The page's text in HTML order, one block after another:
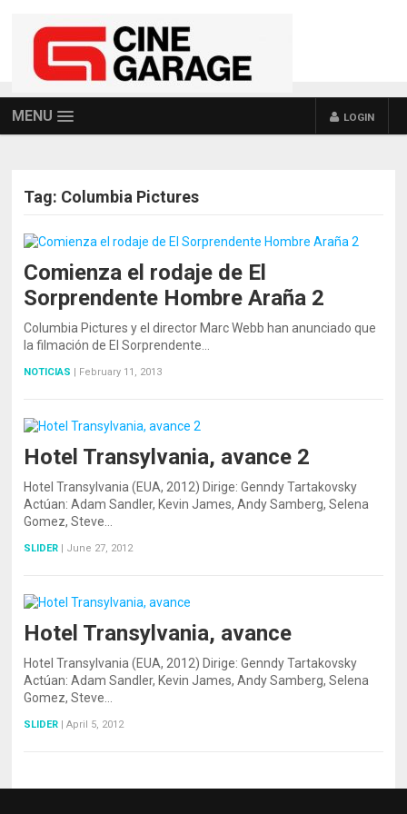
MENU LOGIN
Tag: Columbia Pictures
Comienza el rodaje de El
Sorprendente Hombre Araña 2
Columbia Pictures y el director Marc Webb han anunciado que
la filmación de El Sorprendente…
NOTICIAS | February 11, 2013
Hotel Transylvania, avance 2
Hotel Transylvania (EUA, 2012) Dirige: Genndy Tartakovsky
Actúan: Adam Sandler, Kevin James, Andy Samberg, Selena
Gomez, Steve…
SLIDER | June 27, 2012
Hotel Transylvania, avance
Hotel Transylvania (EUA, 2012) Dirige: Genndy Tartakovsky
Actúan: Adam Sandler, Kevin James, Andy Samberg, Selena
Gomez, Steve…
SLIDER | April 5, 2012